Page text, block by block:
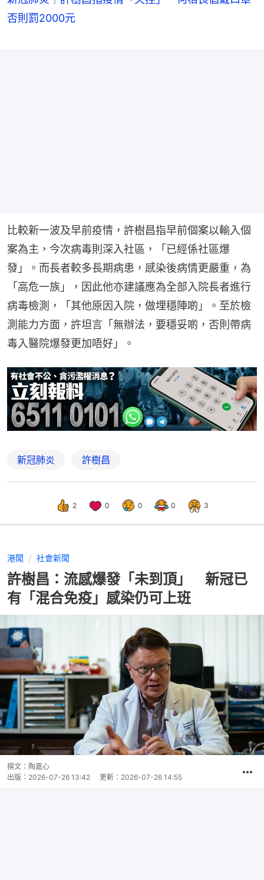
否則罰2000元
比較新一波及早前疫情，許樹昌指早前個案以輸入個
案為主，今次病毒則深入社區，「已經係社區爆
發」。而長者較多長期病患，感染後病情更嚴重，為
「高危一族」，因此他亦建議應為全部入院長者進行
病毒檢測，「其他原因入院，做埋穩陣啲」。至於檢
測能力方面，許坦言「無辦法，要穩妥啲，否則帶病
毒入醫院爆發更加唔好」。
新冠肺炎 許樹昌
2 0 0 0 3
港聞 社會新聞
許樹昌：流感爆發「未到頂」 新冠已
有「混合免疫」感染仍可上班
撰文： 陶嘉心
出版： 2026-07-26 13:42 更新： 2026-07-26 14:55